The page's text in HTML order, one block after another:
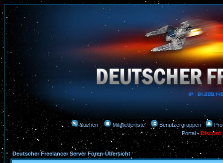
Suchen Mitgliederliste Benutzergruppen
Portal-Discord
Deutscher Freelancer Server Foren-Übersicht